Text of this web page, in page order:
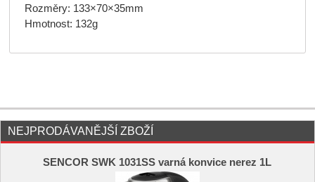
Rozměry: 133×70×35mm
Hmotnost: 132g
NEJPRODÁVANĚJŠÍ ZBOŽÍ
SENCOR SWK 1031SS varná konvice nerez 1L